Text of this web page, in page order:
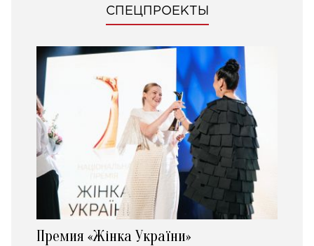
СПЕЦПРОЕКТЫ
Премия «Жінка України»